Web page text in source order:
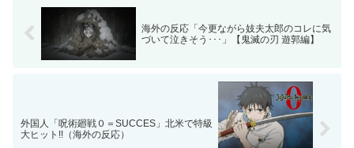
海外の反応「今更ながら妓夫太郎のコレに気
づいて泣きそう･･･」【鬼滅の刃 遊郭編】
外国人「呪術廻戦０＝SUCCES」北米で特級
大ヒット!!（海外の反応）